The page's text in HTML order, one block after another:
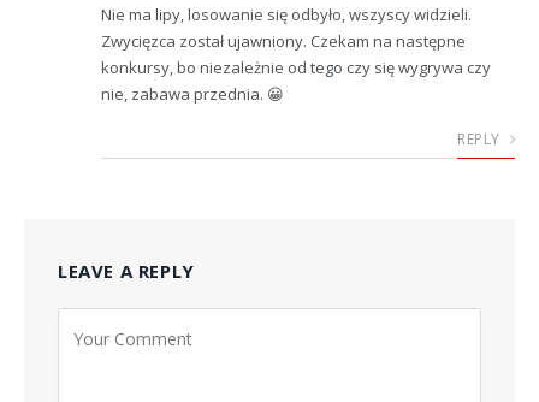
Nie ma lipy, losowanie się odbyło, wszyscy widzieli.
Zwycięzca został ujawniony. Czekam na następne
konkursy, bo niezależnie od tego czy się wygrywa czy
nie, zabawa przednia. 😀
REPLY
LEAVE A REPLY